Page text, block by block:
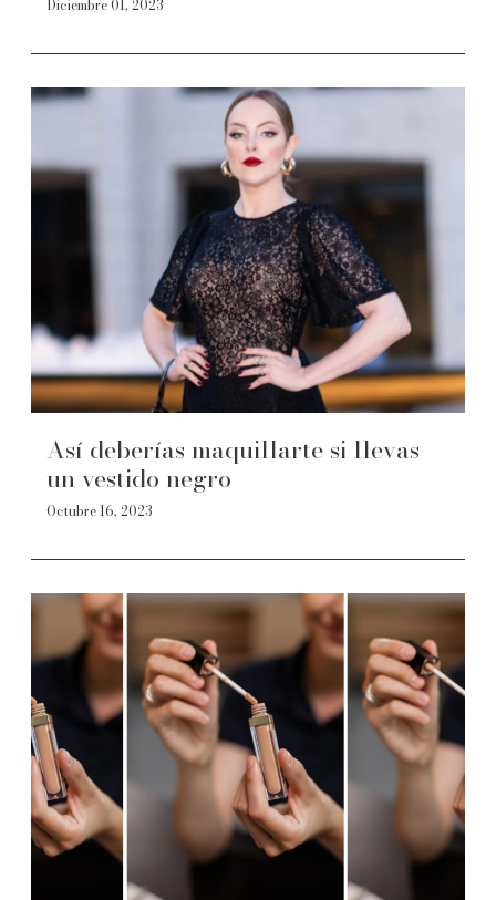
Diciembre 01, 2023
Así deberías maquillarte si llevas
un vestido negro
Octubre 16, 2023